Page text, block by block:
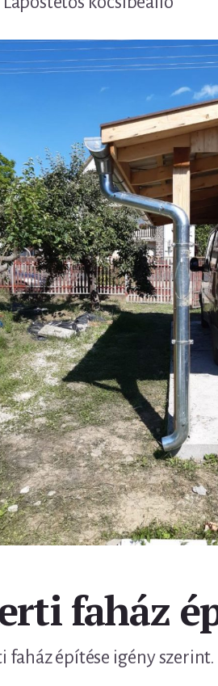
faház
faház építése igény szerint.